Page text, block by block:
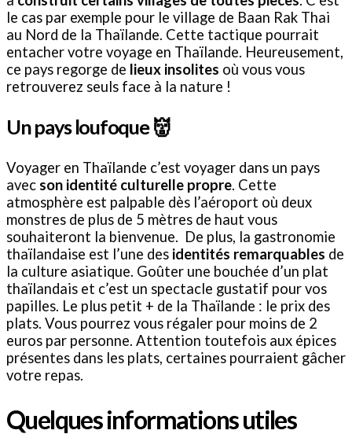
le cas par exemple pour le village de Baan Rak Thai
au Nord de la Thaïlande. Cette tactique pourrait
entacher votre voyage en Thaïlande. Heureusement,
ce pays regorge de lieux insolites où vous vous
retrouverez seuls face à la nature !
Un pays loufoque👹
Voyager en Thaïlande c’est voyager dans un pays
avec son identité culturelle propre. Cette
atmosphère est palpable dès l’aéroport où deux
monstres de plus de 5 mètres de haut vous
souhaiteront la bienvenue. De plus, la gastronomie
thaïlandaise est l’une des identités remarquables de
la culture asiatique. Goûter une bouchée d’un plat
thaïlandais et c’est un spectacle gustatif pour vos
papilles. Le plus petit + de la Thaïlande : le prix des
plats. Vous pourrez vous régaler pour moins de 2
euros par personne. Attention toutefois aux épices
présentes dans les plats, certaines pourraient gâcher
votre repas.
Quelques informations utiles